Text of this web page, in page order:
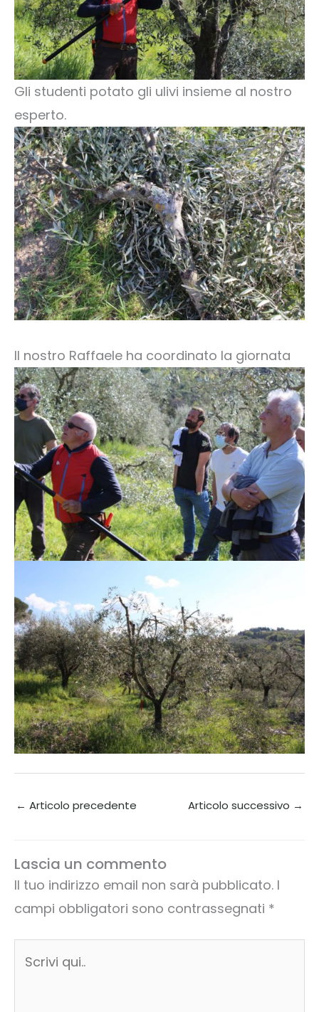
Gli studenti potato gli ulivi insieme al nostro
esperto.
Il nostro Raffaele ha coordinato la giornata
← Articolo precedente Articolo successivo →
Lascia un commento
Il tuo indirizzo email non sarà pubblicato. I
campi obbligatori sono contrassegnati *